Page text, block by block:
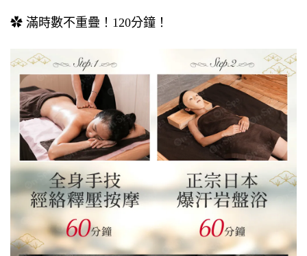
✿ 滿時數不重疊！120分鐘！